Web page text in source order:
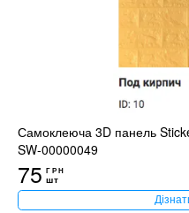
Самоклеюча 3D панель
SW-00000049
75 ГРН
шт